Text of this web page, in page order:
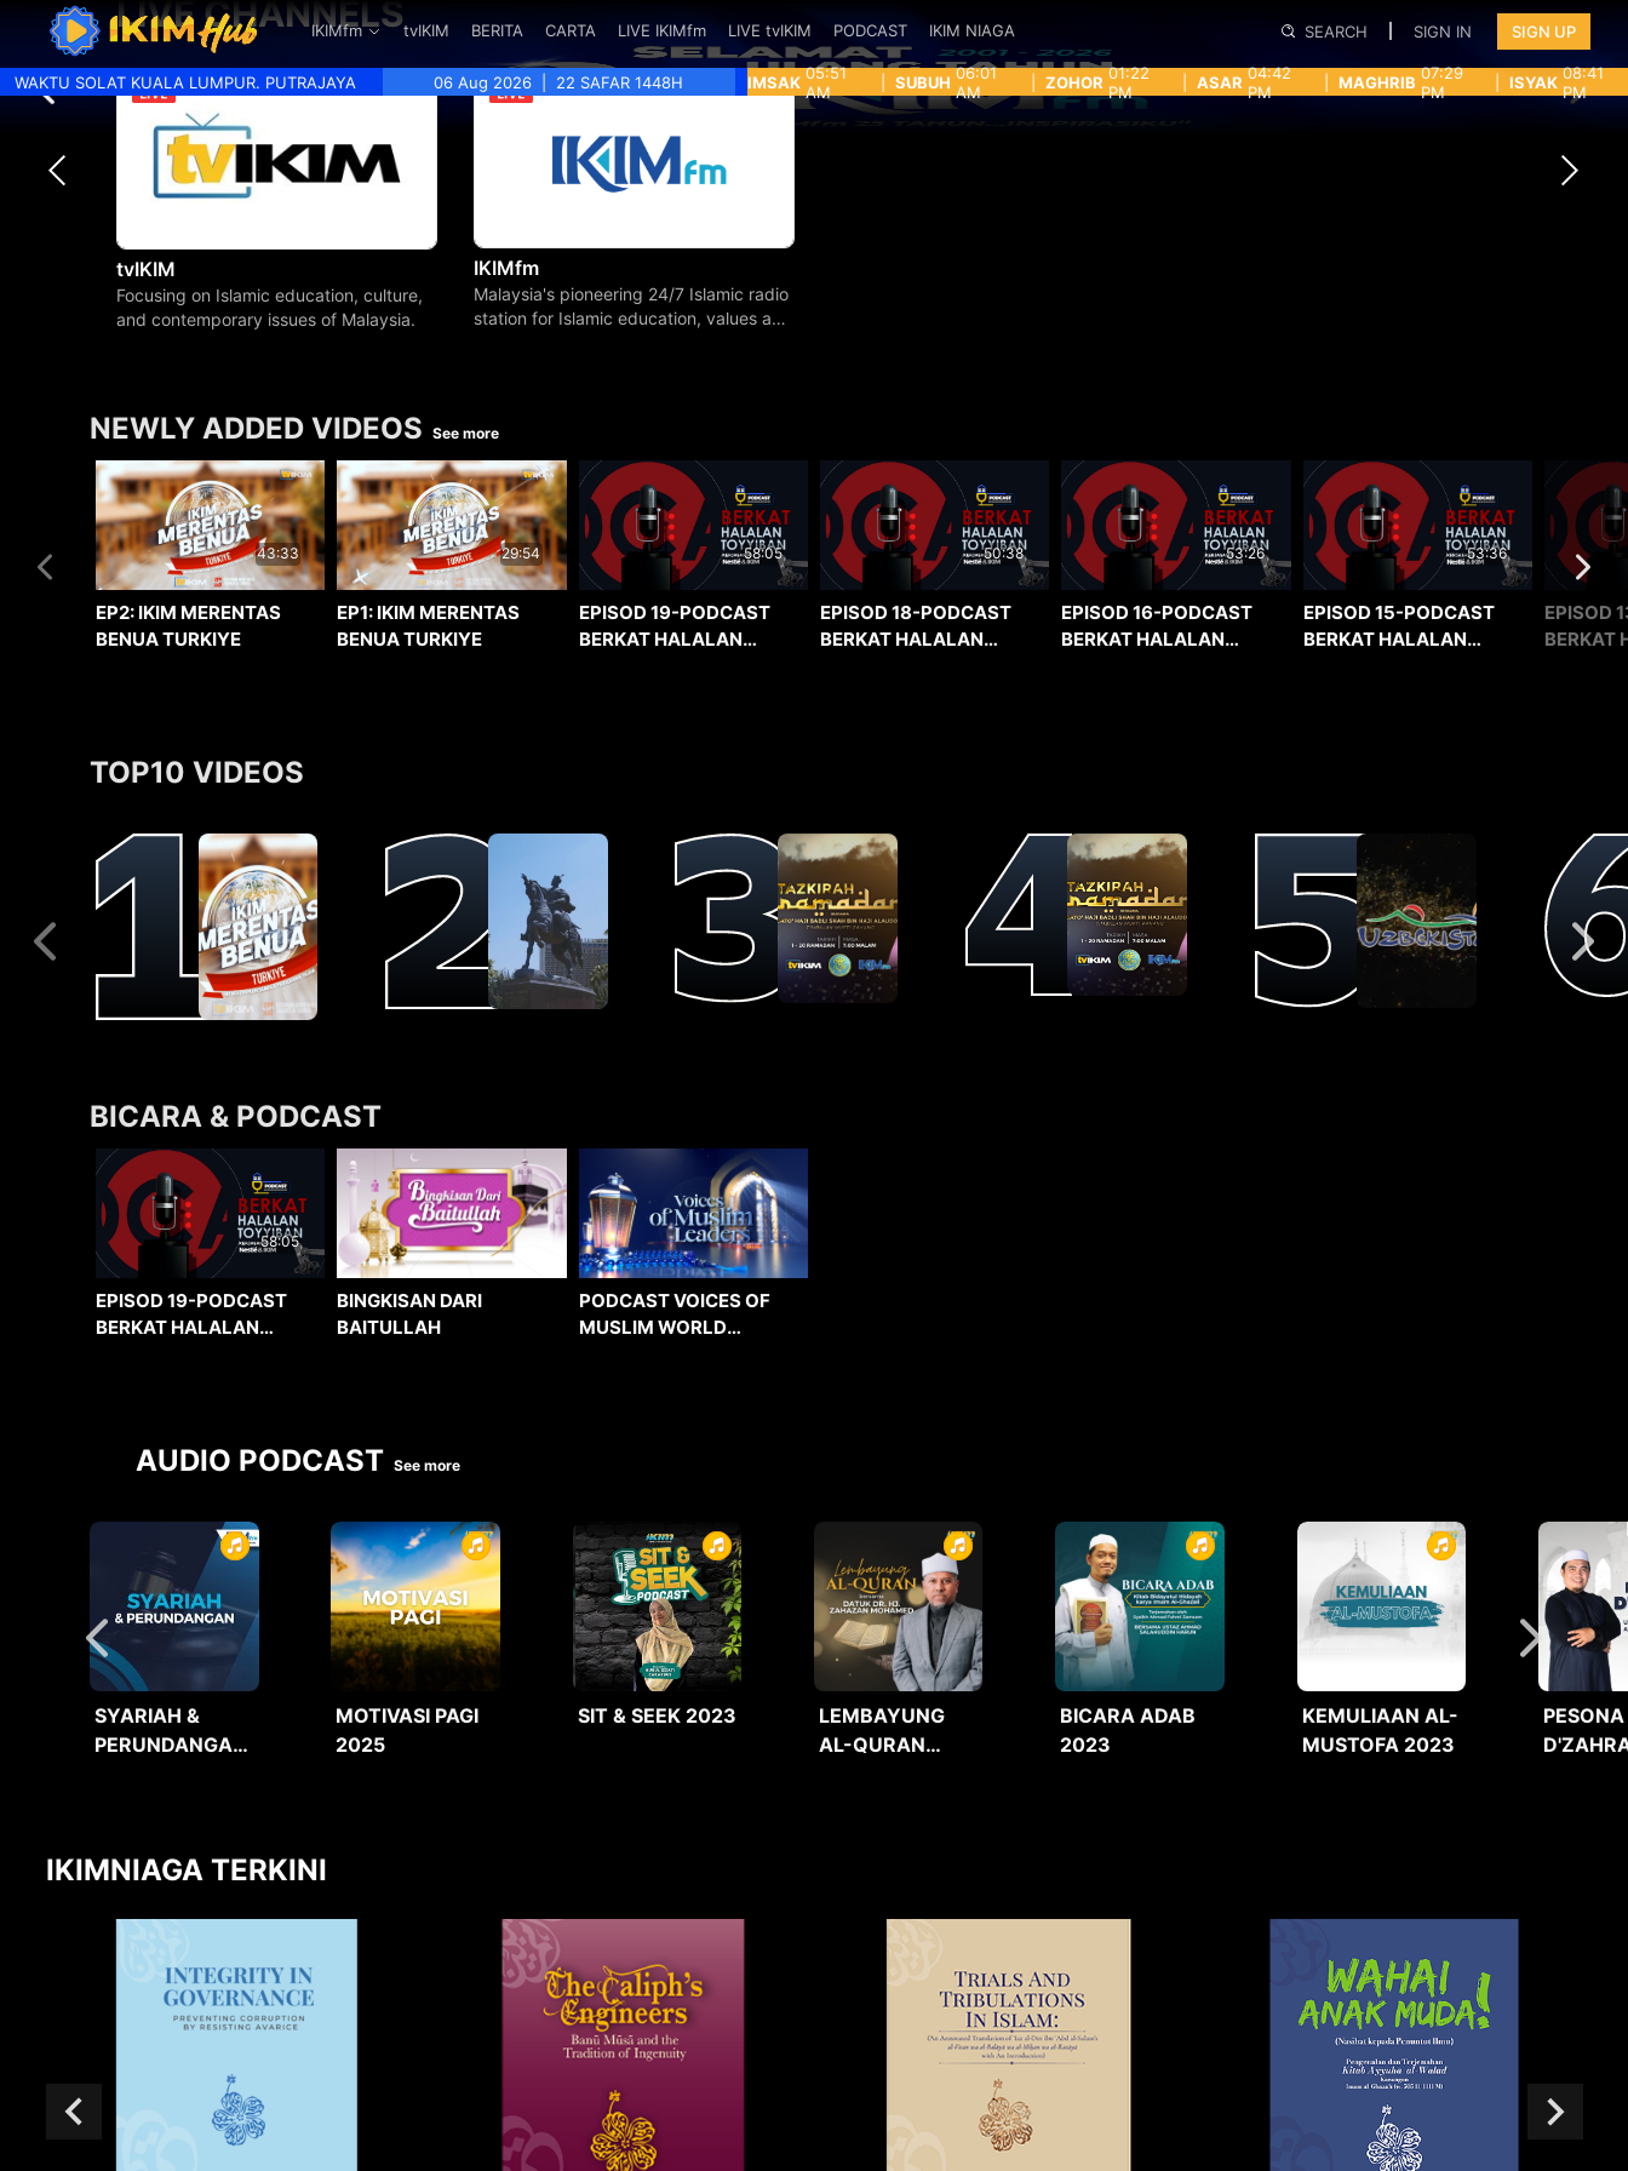
IKIMfm tvIKIM BERITA CARTA LIVE IKIMfm LIVE tvIKIM PODCAST IKIM NIAGA SEARCH SIGN IN SIGN UP
WAKTU SOLAT KUALA LUMPUR. PUTRAJAYA 06 Aug 2026 22 SAFAR 1448H IMSAK 05:51
AM
SUBUH 06:01
AM
ZOHOR 01:22
PM
ASAR 04:42
PM
MAGHRIB 07:29
PM
ISYAK 08:41
PM
LIVE CHANNELS
tvIKIM
Focusing on Islamic education, culture,
and contemporary issues of Malaysia.
IKIMfm
Malaysia's pioneering 24/7 Islamic radio
station for Islamic education, values and
NEWLY ADDED VIDEOS See more
43:33
EP2: IKIM MERENTAS
BENUA TURKIYE
29:54
EP1: IKIM MERENTAS
BENUA TURKIYE
58:05
EPISOD 19-PODCAST
BERKAT HALALAN
50:38
EPISOD 18-PODCAST
BERKAT HALALAN
53:26
EPISOD 16-PODCAST
BERKAT HALALAN
53:36
EPISOD 15-PODCAST
BERKAT HALALAN
EPISOD
BERKAT
TOP10 VIDEOS
BICARA & PODCAST
58:05
EPISOD 19-PODCAST
BERKAT HALALAN
BINGKISAN DARI
BAITULLAH
PODCAST VOICES OF
MUSLIM WORLD
AUDIO PODCAST See more
SYARIAH &
PERUNDANGAN
MOTIVASI PAGI
2025
SIT & SEEK 2023
LEMBAYUNG
AL-QURAN
BICARA ADAB
2023
KEMULIAAN AL-
MUSTOFA 2023
PESONA
IKIMNIAGA TERKINI